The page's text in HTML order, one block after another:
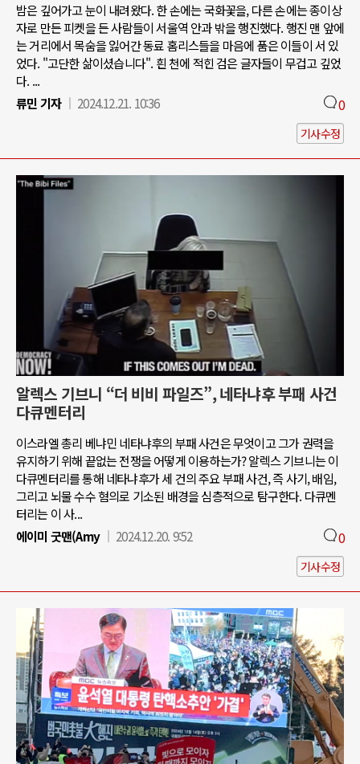
밤은 깊어가고 눈이 내려왔다. 한 손에는 국화꽃을, 다른 손에는 종이상
자로 만든 피켓을 든 사람들이 서울역 안과 밖을 행진했다. 행진 맨 앞에
는 거리에서 목숨을 잃어간 동료 홈리스들을 마음에 품은 이들이 서 있
었다. "고단한 삶이셨습니다". 흰 천에 적힌 검은 글자들이 무겁고 깊었
다. ...
류민 기자
2024.12.21. 10:36 0
기사수정
알렉스 기브니 “더 비비 파일즈”, 네타냐후 부패 사건
다큐멘터리
이스라엘 총리 베냐민 네타냐후의 부패 사건은 무엇이고 그가 권력을
유지하기 위해 끝없는 전쟁을 어떻게 이용하는가? 알렉스 기브니는 이
다큐멘터리를 통해 네타냐후가 세 건의 주요 부패 사건, 즉 사기, 배임,
그리고 뇌물 수수 혐의로 기소된 배경을 심층적으로 탐구한다. 다큐멘
터리는 이 사...
에이미 굿맨(Amy
2024.12.20. 9:52 0
기사수정